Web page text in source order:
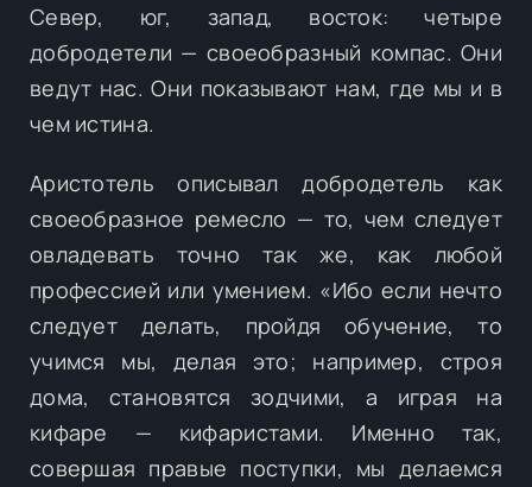
Север, юг, запад, восток: четыре
добродетели — своеобразный компас. Они
ведут нас. Они показывают нам, где мы и в
чем истина.
Аристотель описывал добродетель как
своеобразное ремесло — то, чем следует
овладевать точно так же, как любой
профессией или умением. «Ибо если нечто
следует делать, пройдя обучение, то
учимся мы, делая это; например, строя
дома, становятся зодчими, а играя на
кифаре — кифаристами. Именно так,
совершая правые поступки, мы делаемся